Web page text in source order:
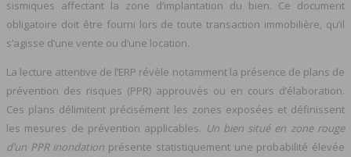
sismiques affectant la zone d’implantation du bien. Ce document
obligatoire doit être fourni lors de toute transaction immobilière, qu’il
s’agisse d’une vente ou d’une location.
La lecture attentive de l’ERP révèle notamment la présence de plans de
prévention des risques (PPR) approuvés ou en cours d’élaboration.
Ces plans délimitent précisément les zones exposées et définissent
les mesures de prévention applicables. Un bien situé en zone rouge
d’un PPR inondation présente statistiquement une probabilité élevée